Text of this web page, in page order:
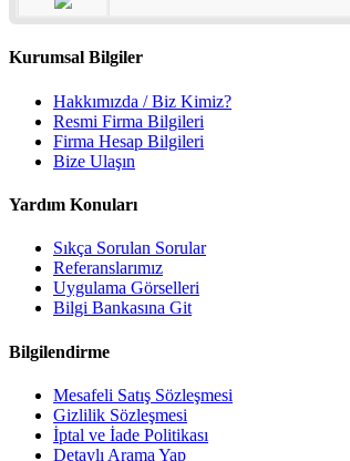
Kurumsal Bilgiler
Hakkımızda / Biz Kimiz?
Resmi Firma Bilgileri
Firma Hesap Bilgileri
Bize Ulaşın
Yardım Konuları
Sıkça Sorulan Sorular
Referanslarımız
Uygulama Görselleri
Bilgi Bankasına Git
Bilgilendirme
Mesafeli Satış Sözleşmesi
Gizlilik Sözleşmesi
İptal ve İade Politikası
Detaylı Arama Yap